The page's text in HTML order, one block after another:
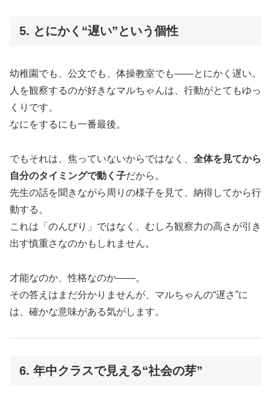
5. とにかく“遅い”という個性
幼稚園でも、公文でも、体操教室でも——とにかく遅い。
人を観察するのが好きなマルちゃんは、行動がとてもゆっ
くりです。
なにをするにも一番最後。
でもそれは、焦っていないからではなく、 全体を見てから
自分のタイミングで動く子だから。
先生の話を聞きながら周りの様子を見て、納得してから行
動する。
これは「のんびり」ではなく、むしろ観察力の高さが引き
出す慎重さなのかもしれません。
才能なのか、性格なのか——。
その答えはまだ分かりませんが、マルちゃんの“遅さ”に
は、確かな意味がある気がします。
6. 年中クラスで見える“社会の芽”